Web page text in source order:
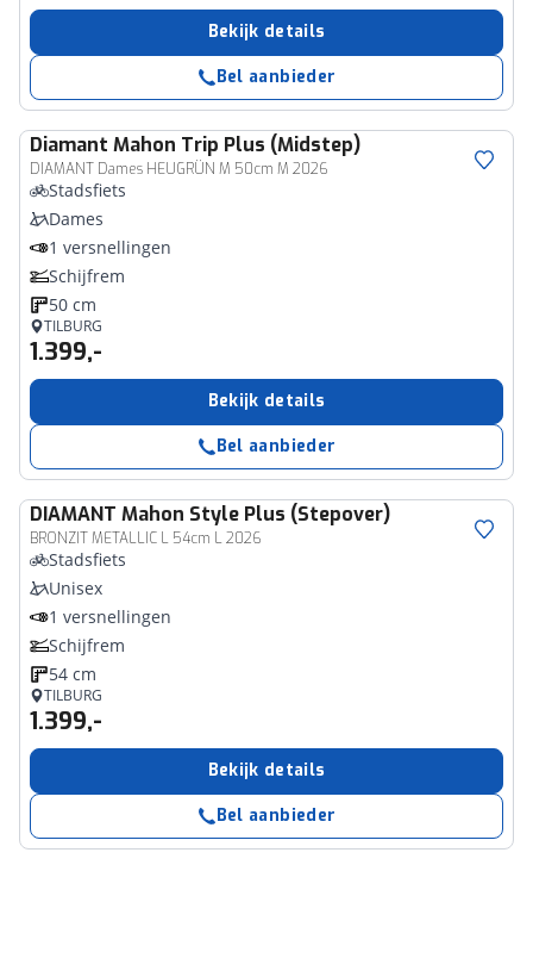
Bekijk details
Bel aanbieder
Diamant Mahon Trip Plus (Midstep)
DIAMANT Dames HEUGRÜN M 50cm M 2026
Stadsfiets
Dames
1 versnellingen
Schijfrem
50 cm
TILBURG
1.399,-
Bekijk details
Bel aanbieder
DIAMANT Mahon Style Plus (Stepover)
BRONZIT METALLIC L 54cm L 2026
Stadsfiets
Unisex
1 versnellingen
Schijfrem
54 cm
TILBURG
1.399,-
Bekijk details
Bel aanbieder